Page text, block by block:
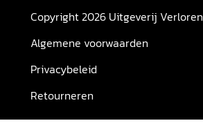
Copyright 2026 Uitgeverij Verloren
Algemene voorwaarden
Privacybeleid
Retourneren